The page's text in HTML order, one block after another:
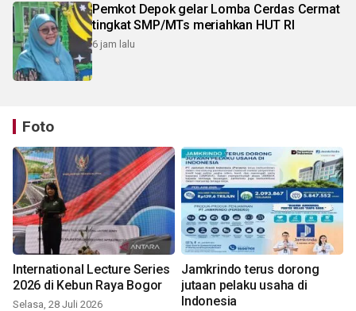
Pemkot Depok gelar Lomba Cerdas Cermat
tingkat SMP/MTs meriahkan HUT RI
6 jam lalu
Foto
International Lecture Series
2026 di Kebun Raya Bogor
Selasa, 28 Juli 2026
Jamkrindo terus dorong
jutaan pelaku usaha di
Indonesia